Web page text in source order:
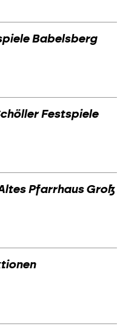
Babelsberg
Festspiele
Pfarrhaus Groß